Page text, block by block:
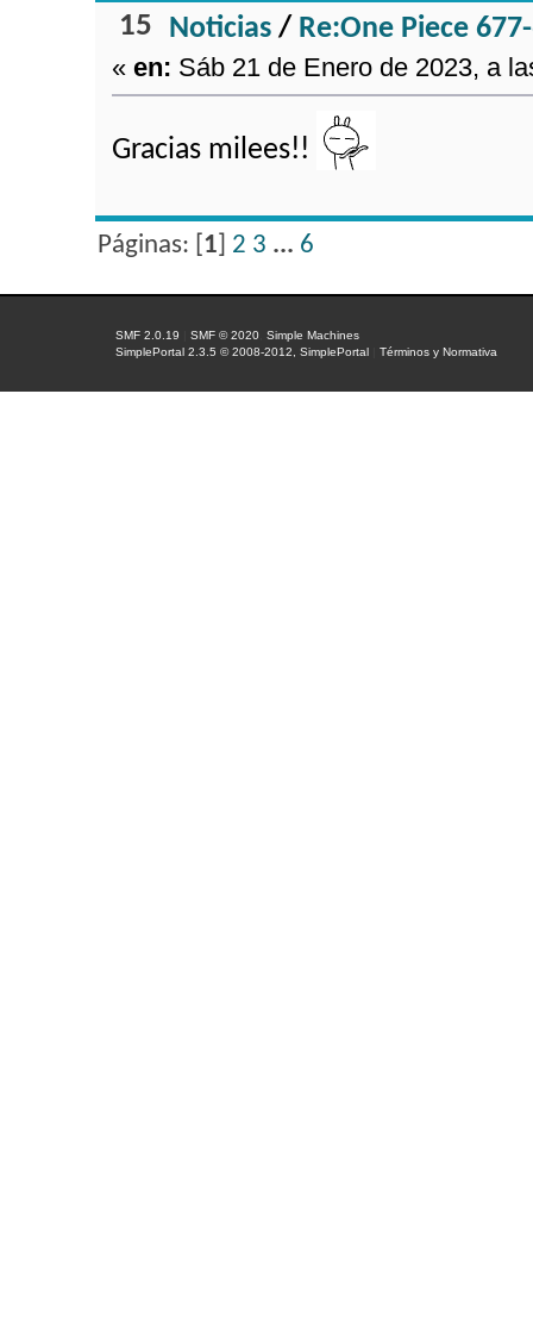
15 Noticias/ Re:One Piece
«en: Sáb 21 de Enero de 2023, a
Gracias milees!!
Páginas: [ 1 2 3 ... 6
SMF 2.0.19 |SMF © 2020 ,Simple Machines
SimplePortal 2.3.5 © 2008-2012, SimplePortal
|Términos y Normativa